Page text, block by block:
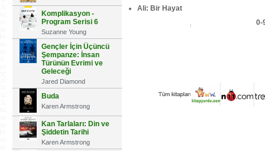
Komplikasyon -
Program Serisi 6
Suzanne Young
Gençler İçin Üçüncü
Şempanze: İnsan
Türünün Evrimi ve
Geleceği
Jared Diamond
Buda
Karen Armstrong
Kan Tarlaları: Din ve
Şiddetin Tarihi
Karen Armstrong
Ali: Bir Hayat
0-